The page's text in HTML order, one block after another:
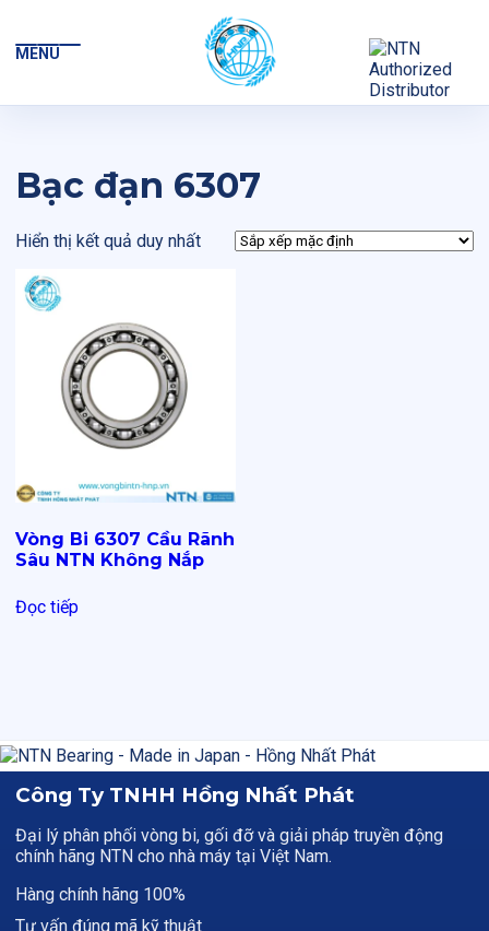
MENU
Bạc đạn 6307
Hiển thị kết quả duy nhất
Vòng Bi 6307 Cầu Rãnh
Sâu NTN Không Nắp
Đọc tiếp
Công Ty TNHH Hồng Nhất Phát
Đại lý phân phối vòng bi, gối đỡ và giải pháp truyền động
chính hãng NTN cho nhà máy tại Việt Nam.
Hàng chính hãng 100%
Tư vấn đúng mã kỹ thuật